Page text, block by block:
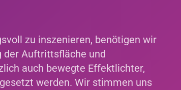
zu inszenieren, benötigen wir
der Auftrittsfläche und
auch bewegte Effektlichter,
werden. Wir stimmen uns